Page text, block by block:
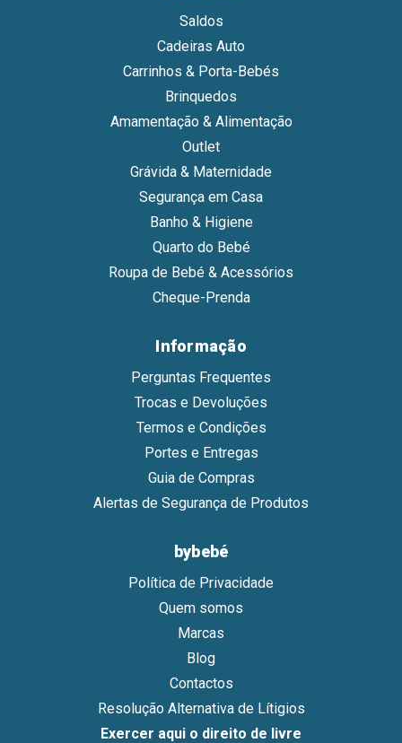
Saldos
Cadeiras Auto
Carrinhos & Porta-Bebés
Brinquedos
Amamentação & Alimentação
Outlet
Grávida & Maternidade
Segurança em Casa
Banho & Higiene
Quarto do Bebé
Roupa de Bebé & Acessórios
Cheque-Prenda
Informação
Perguntas Frequentes
Trocas e Devoluções
Termos e Condições
Portes e Entregas
Guia de Compras
Alertas de Segurança de Produtos
bybebé
Política de Privacidade
Quem somos
Marcas
Blog
Contactos
Resolução Alternativa de Lítigios
Exercer aqui o direito de livre